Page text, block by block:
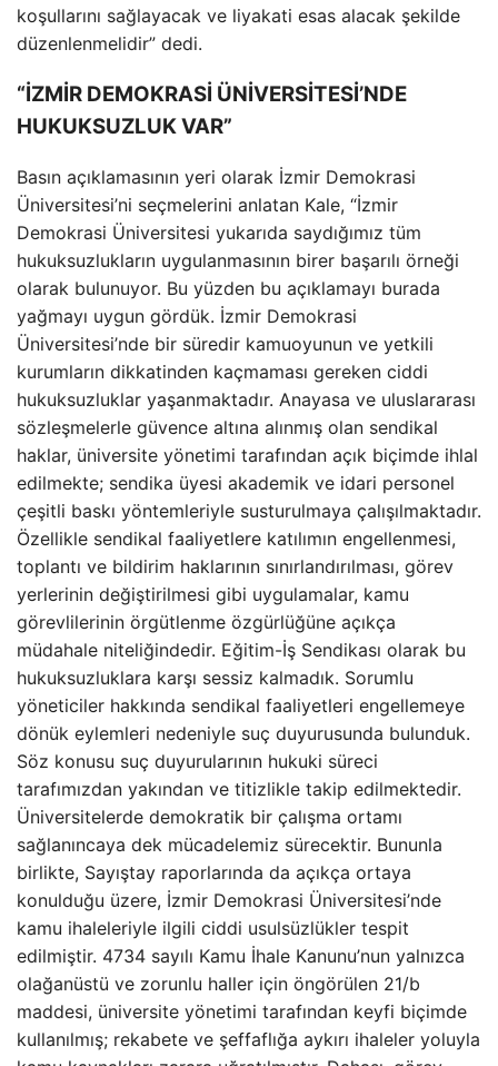
koşullarını sağlayacak ve liyakati esas alacak şekilde
düzenlenmelidir” dedi.
“İZMİR DEMOKRASİ ÜNİVERSİTESİ’NDE
HUKUKSUZLUK VAR”
Basın açıklamasının yeri olarak İzmir Demokrasi
Üniversitesi’ni seçmelerini anlatan Kale, “İzmir
Demokrasi Üniversitesi yukarıda saydığımız tüm
hukuksuzlukların uygulanmasının birer başarılı örneği
olarak bulunuyor. Bu yüzden bu açıklamayı burada
yağmayı uygun gördük. İzmir Demokrasi
Üniversitesi’nde bir süredir kamuoyunun ve yetkili
kurumların dikkatinden kaçmaması gereken ciddi
hukuksuzluklar yaşanmaktadır. Anayasa ve uluslararası
sözleşmelerle güvence altına alınmış olan sendikal
haklar, üniversite yönetimi tarafından açık biçimde ihlal
edilmekte; sendika üyesi akademik ve idari personel
çeşitli baskı yöntemleriyle susturulmaya çalışılmaktadır.
Özellikle sendikal faaliyetlere katılımın engellenmesi,
toplantı ve bildirim haklarının sınırlandırılması, görev
yerlerinin değiştirilmesi gibi uygulamalar, kamu
görevlilerinin örgütlenme özgürlüğüne açıkça
müdahale niteliğindedir. Eğitim-İş Sendikası olarak bu
hukuksuzluklara karşı sessiz kalmadık. Sorumlu
yöneticiler hakkında sendikal faaliyetleri engellemeye
dönük eylemleri nedeniyle suç duyurusunda bulunduk.
Söz konusu suç duyurularının hukuki süreci
tarafımızdan yakından ve titizlikle takip edilmektedir.
Üniversitelerde demokratik bir çalışma ortamı
sağlanıncaya dek mücadelemiz sürecektir. Bununla
birlikte, Sayıştay raporlarında da açıkça ortaya
konulduğu üzere, İzmir Demokrasi Üniversitesi’nde
kamu ihaleleriyle ilgili ciddi usulsüzlükler tespit
edilmiştir. 4734 sayılı Kamu İhale Kanunu’nun yalnızca
olağanüstü ve zorunlu haller için öngörülen 21/b
maddesi, üniversite yönetimi tarafından keyfi biçimde
kullanılmış; rekabete ve şeffaflığa aykırı ihaleler yoluyla